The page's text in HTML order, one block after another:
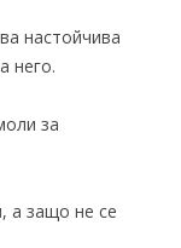
настойчива
него.
за
а защо не се